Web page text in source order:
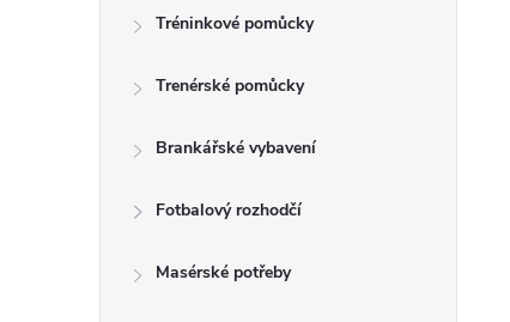
Tréninkové pomůcky
Trenérské pomůcky
Brankářské vybavení
Fotbalový rozhodčí
Masérské potřeby